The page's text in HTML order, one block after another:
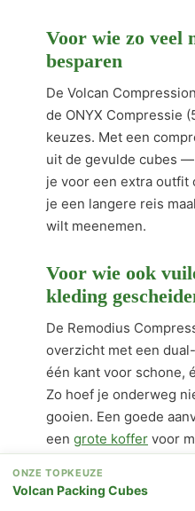
Voor wie zo veel
besparen
De Volcan
de ONYX Compressie
keuzes. Met een
uit de gevulde cubes
je voor een extra outfit
je een langere reis
wilt meenemen.
Voor wie ook
kleding
De Remodius
overzicht met een
één kant voor schone,
Zo hoef je onderweg
gooien. Een goede
een grote koffer voor
ONZE TOPKEUZE
Volcan Packing Cubes